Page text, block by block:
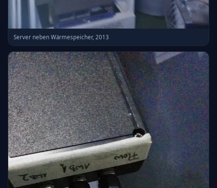
Server neben Wärmespeicher, 2013